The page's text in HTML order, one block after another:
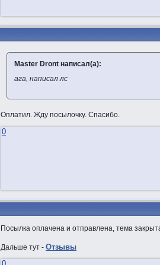
Master Dront написал(а):
ага, написал лс
Оплатил. Жду посылочку. Спасибо.
0
Посылка оплачена и отправлена, тема
Дальше тут - Отзывы